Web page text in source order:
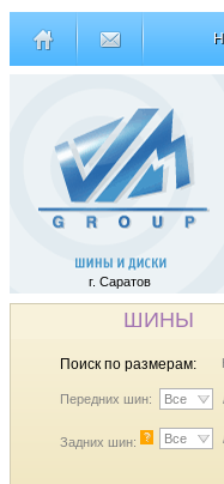
г. Саратов
ШИНЫ
Поиск по размерам:
Передних шин: Все
Задних шин: ? Все